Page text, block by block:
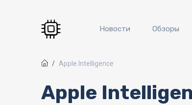
Новости Обзоры
Apple Intelligence
Apple